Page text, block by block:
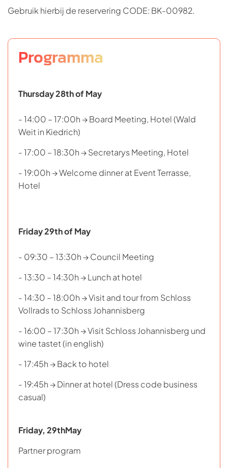
Gebruik hierbij de reservering CODE: BK-00982.
Programma
Thursday 28th of May
- 14:00 – 17:00h → Board Meeting, Hotel (Wald
Weit in Kiedrich)
- 17:00 – 18:30h → Secretarys Meeting, Hotel
- 19:00h → Welcome dinner at Event Terrasse,
Hotel
Friday 29th of May
- 09:30 – 13:30h → Council Meeting
- 13:30 – 14:30h → Lunch at hotel
- 14:30 – 18:00h → Visit and tour from Schloss
Vollrads to Schloss Johannisberg
- 16:00 – 17:30h → Visit Schloss Johannisberg und
wine tastet (in english)
- 17:45h → Back to hotel
- 19:45h → Dinner at hotel (Dress code business
casual)
Friday, 29thMay
Partner program